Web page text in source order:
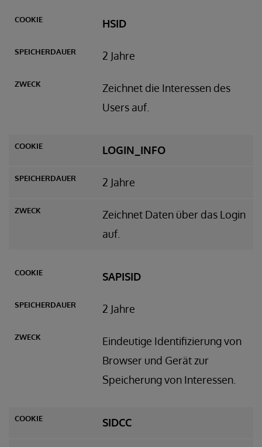
HSID
2 Jahre
Zeichnet die Interessen des
Users auf.
LOGIN_INFO
2 Jahre
Zeichnet Daten über das Login
auf.
SAPISID
2 Jahre
Eindeutige Identifizierung von
Browser und Gerät zur
Speicherung von Interessen.
SIDCC